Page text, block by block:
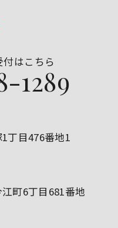
付はこちら
1289
丁目476番地1
町6丁目681番地